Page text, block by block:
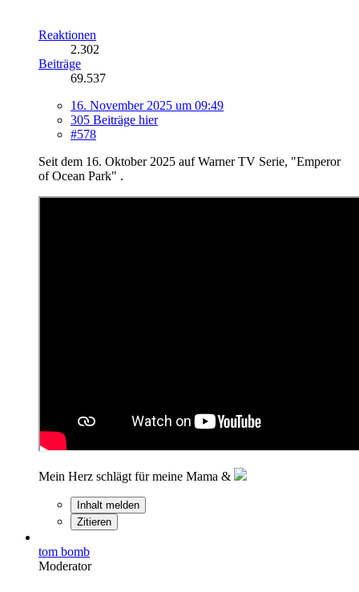
Reaktionen
2.302
Beiträge
69.537
16. November 2025 um 09:49
305 Beiträge hier
#578
Seit dem 16. Oktober 2025 auf Warner TV Serie, "Emperor
of Ocean Park" .
Mein Herz schlägt für meine Mama &
Inhalt melden
Zitieren
tom bomb
Moderator